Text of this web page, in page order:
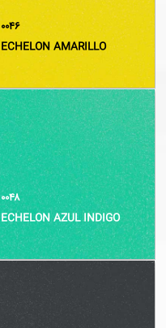
۰۰۴۶
ECHELON AMARILLO
۰۰۴۸
ECHELON AZUL INDIGO